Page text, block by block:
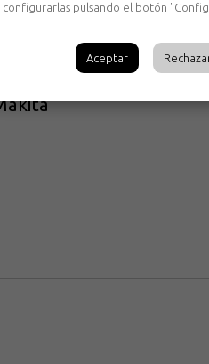
configurarlas pulsando el botón
Aceptar